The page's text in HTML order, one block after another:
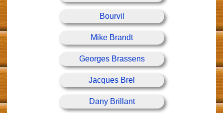
Bourvil
Mike Brandt
Georges Brassens
Jacques Brel
Dany Brillant